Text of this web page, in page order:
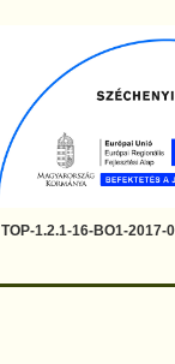
TOP-1.2.1-16-BO1-2017-